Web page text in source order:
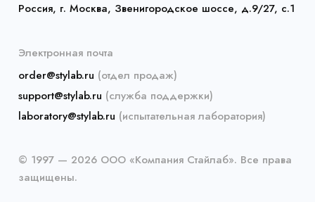
Россия, г. Москва, Звенигородское шоссе, д.9/27, с.1
Электронная почта
order@stylab.ru (отдел продаж)
support@stylab.ru (служба поддержки)
laboratory@stylab.ru (испытательная лаборатория)
© 1997 — 2026 ООО «Компания Стайлаб». Все права
защищены.